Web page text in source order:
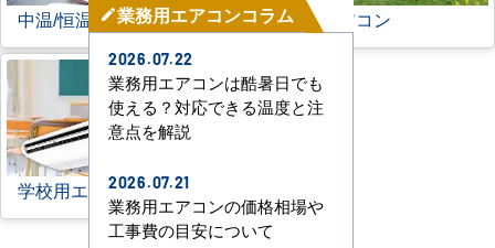
中温/恒温用エアコン 農業用エアコン
学校用エアコン
mode_edit業務用エアコンコラム
2026.07.22
業務用エアコンは酷暑日でも
使える？対応できる温度と注
意点を解説
2026.07.21
業務用エアコンの価格相場や
工事費の目安について